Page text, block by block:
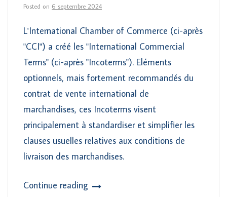
Posted on 6 septembre 2024
L'International Chamber of Commerce (ci-après
"CCI") a créé les "International Commercial
Terms" (ci-après "Incoterms"). Eléments
optionnels, mais fortement recommandés du
contrat de vente international de
marchandises, ces Incoterms visent
principalement à standardiser et simplifier les
clauses usuelles relatives aux conditions de
livraison des marchandises.
Continue reading